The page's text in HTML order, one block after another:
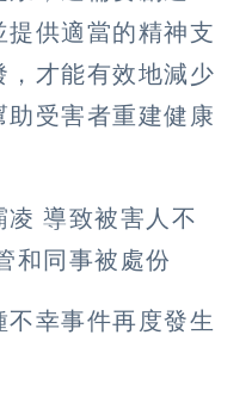
供適當的精神支
才能有效地減少
受害者重建健康
導致被害人不
和同事被處份
不幸事件再度發生